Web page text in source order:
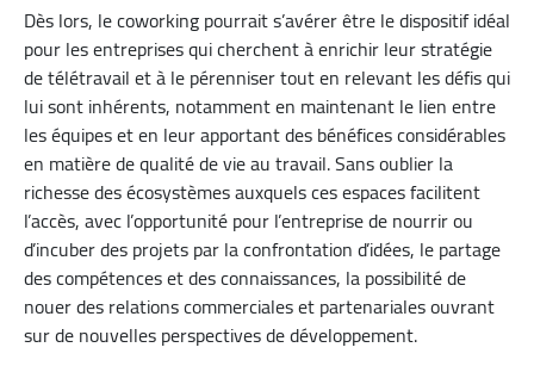
Dès lors, le coworking pourrait s’avérer être le dispositif idéal
pour les entreprises qui cherchent à enrichir leur stratégie
de télétravail et à le pérenniser tout en relevant les défis qui
lui sont inhérents, notamment en maintenant le lien entre
les équipes et en leur apportant des bénéfices considérables
en matière de qualité de vie au travail. Sans oublier la
richesse des écosystèmes auxquels ces espaces facilitent
l’accès, avec l’opportunité pour l’entreprise de nourrir ou
d’incuber des projets par la confrontation d’idées, le partage
des compétences et des connaissances, la possibilité de
nouer des relations commerciales et partenariales ouvrant
sur de nouvelles perspectives de développement.